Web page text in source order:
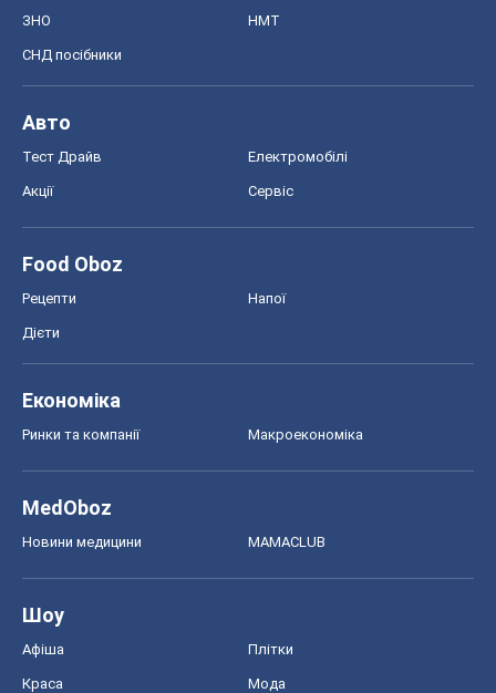
ЗНО НМТ
СНД посібники
Авто
Тест Драйв Електромобілі
Акції Сервіс
Food Oboz
Рецепти Напої
Дієти
Економіка
Ринки та компанії Макроекономіка
MedOboz
Новини медицини MAMACLUB
Шоу
Афіша Плітки
Краса Мода